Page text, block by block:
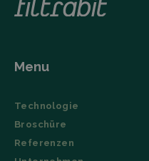
Menu
Technologie
Broschüre
Referenzen